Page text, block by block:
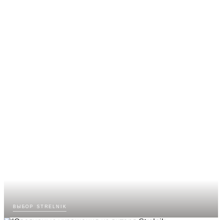
выбор strelnik